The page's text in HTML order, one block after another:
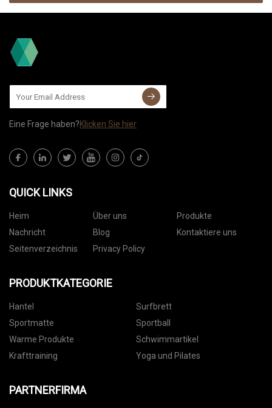
Eine Frage haben?Klicken Sie hier
QUICK LINKS
Heim Über uns
Produkte
Nachricht
Blog
Kontaktiere uns
Seitenverzeichnis
Privacy Policy
PRODUKTKATEGORIE
Hantel
Surfbrett
Sportmatte
Sportball
Warme Produkte
Schwimmartikel
Krafttraining
Yoga und Pilates
PARTNERFIRMA